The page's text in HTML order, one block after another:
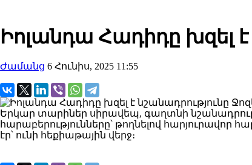
Իոլանդա Հադիդը խզել
Ժամանց 6 Հունիս, 2025 11:55
Երկար տարիներ սիրավեպ, գաղտնի
հարաբերությունները՝ թողնելով
էր՝ ունի հեքիաթային վերջ։